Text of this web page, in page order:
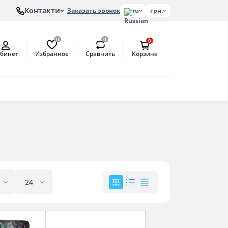
Контакти Заказать звонок ru грн.
0
Избранное
0
Сравнить
0
Корзина